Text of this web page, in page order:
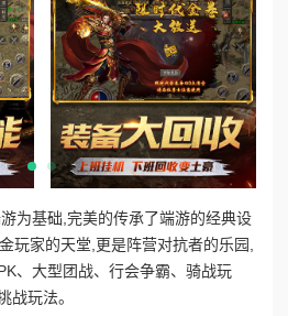
为基础,完美的传承了端游的经典设
玩家的天堂,更是阵营对抗者的乐园,
、大型团战、行会争霸、骑战玩
战玩法。